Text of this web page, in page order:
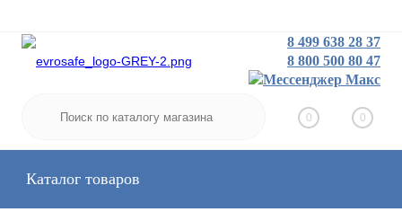
Заказать звонок
8 499 638 28 37
8 800 500 80 47
0 0
Каталог товаров